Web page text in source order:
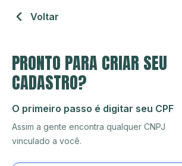
Voltar
PRONTO PARA CRIAR SEU
CADASTRO?
O primeiro passo é digitar seu CPF
Assim a gente encontra qualquer CNPJ
vinculado a você.